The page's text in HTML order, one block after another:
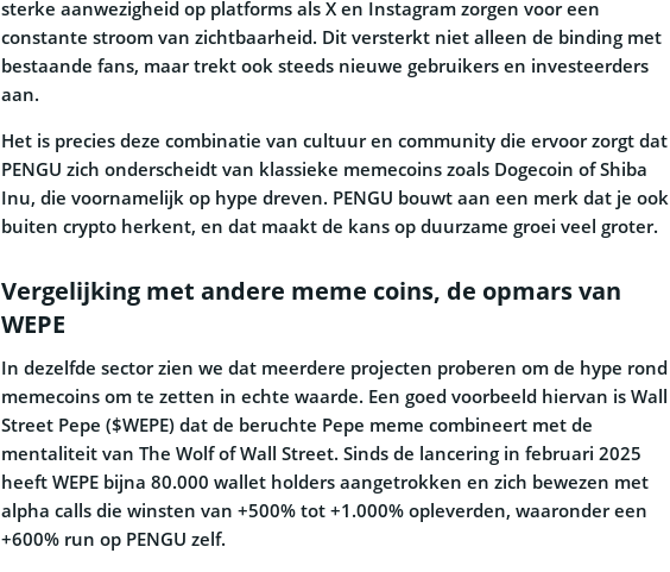
sterke aanwezigheid op platforms als X en Instagram zorgen voor een
constante stroom van zichtbaarheid. Dit versterkt niet alleen de binding met
bestaande fans, maar trekt ook steeds nieuwe gebruikers en investeerders
aan.
Het is precies deze combinatie van cultuur en community die ervoor zorgt dat
PENGU zich onderscheidt van klassieke memecoins zoals Dogecoin of Shiba
Inu, die voornamelijk op hype dreven. PENGU bouwt aan een merk dat je ook
buiten crypto herkent, en dat maakt de kans op duurzame groei veel groter.
Vergelijking met andere meme coins, de opmars van
WEPE
In dezelfde sector zien we dat meerdere projecten proberen om de hype rond
memecoins om te zetten in echte waarde. Een goed voorbeeld hiervan is Wall
Street Pepe ($WEPE) dat de beruchte Pepe meme combineert met de
mentaliteit van The Wolf of Wall Street. Sinds de lancering in februari 2025
heeft WEPE bijna 80.000 wallet holders aangetrokken en zich bewezen met
alpha calls die winsten van +500% tot +1.000% opleverden, waaronder een
+600% run op PENGU zelf.